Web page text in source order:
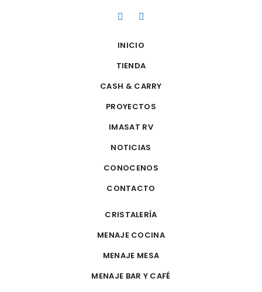
INICIO
TIENDA
CASH & CARRY
PROYECTOS
IMASAT RV
NOTICIAS
CONOCENOS
CONTACTO
CRISTALERÍA
MENAJE COCINA
MENAJE MESA
MENAJE BAR Y CAFÉ